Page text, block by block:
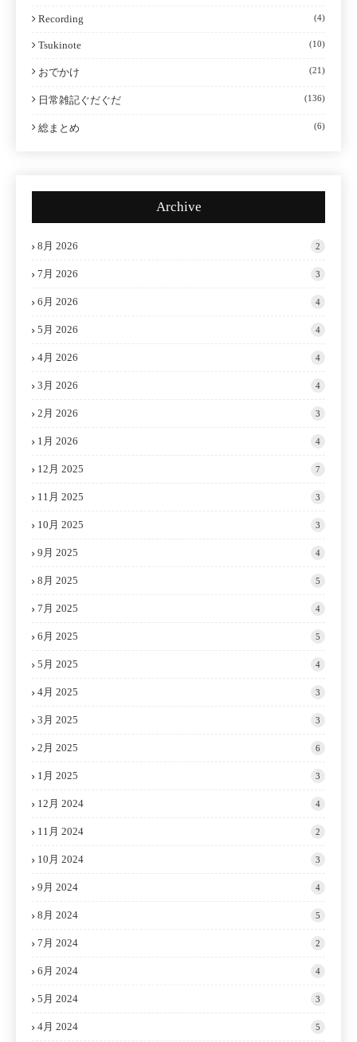
Recording (4)
Tsukinote (10)
おでかけ (21)
日常雑記ぐだぐだ (136)
総まとめ (6)
Archive
8月 2026 2
7月 2026 3
6月 2026 4
5月 2026 4
4月 2026 4
3月 2026 4
2月 2026 3
1月 2026 4
12月 2025 7
11月 2025 3
10月 2025 3
9月 2025 4
8月 2025 5
7月 2025 4
6月 2025 5
5月 2025 4
4月 2025 3
3月 2025 3
2月 2025 6
1月 2025 3
12月 2024 4
11月 2024 2
10月 2024 3
9月 2024 4
8月 2024 5
7月 2024 2
6月 2024 4
5月 2024 3
4月 2024 5